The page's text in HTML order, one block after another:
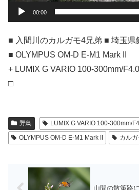
00:00
■ 入間川のカルガモ4兄弟 ■ 埼玉県
■ OLYMPUS OM-D E-M1 Mark II
+ LUMIX G VARIO 100-300mm/
□
野鳥
LUMIX G VARIO 100-300mm/
OLYMPUS OM-D E-M1 Mark II
カルガ
山間の散策路